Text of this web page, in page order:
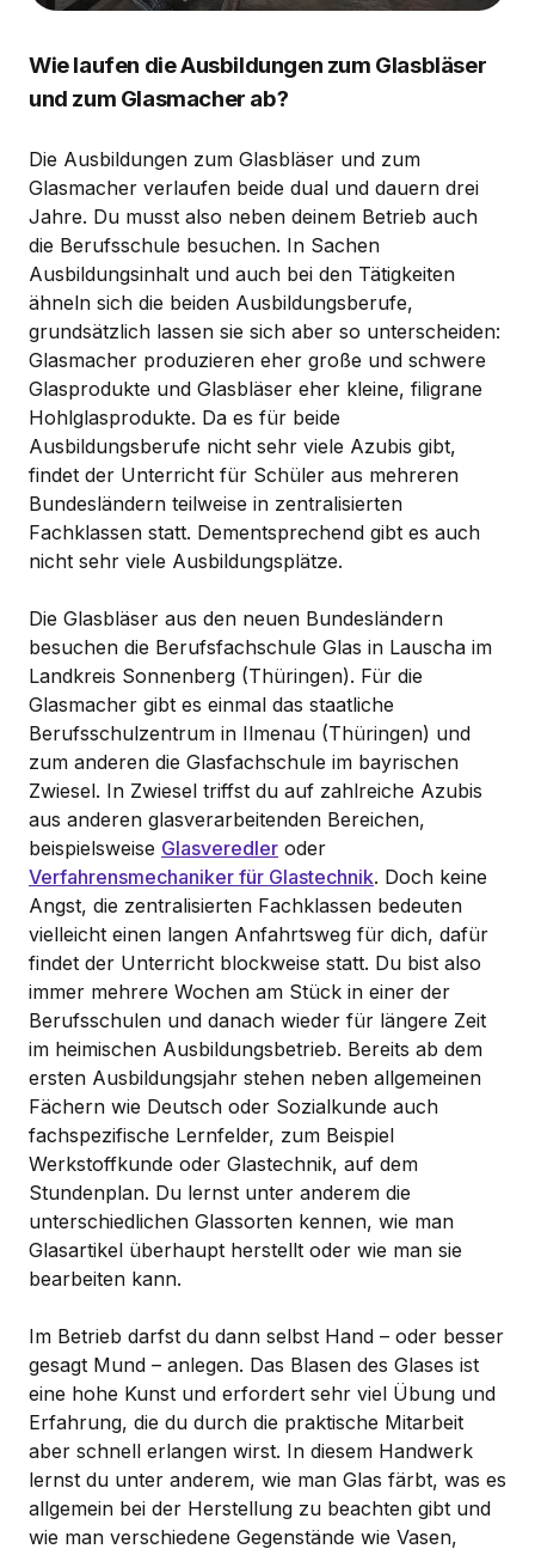
Wie laufen die Ausbildungen zum Glasbläser
und zum Glasmacher ab?
Die Ausbildungen zum Glasbläser und zum
Glasmacher verlaufen beide dual und dauern drei
Jahre. Du musst also neben deinem Betrieb auch
die Berufsschule besuchen. In Sachen
Ausbildungsinhalt und auch bei den Tätigkeiten
ähneln sich die beiden Ausbildungsberufe,
grundsätzlich lassen sie sich aber so unterscheiden:
Glasmacher produzieren eher große und schwere
Glasprodukte und Glasbläser eher kleine, filigrane
Hohlglasprodukte. Da es für beide
Ausbildungsberufe nicht sehr viele Azubis gibt,
findet der Unterricht für Schüler aus mehreren
Bundesländern teilweise in zentralisierten
Fachklassen statt. Dementsprechend gibt es auch
nicht sehr viele Ausbildungsplätze.
Die Glasbläser aus den neuen Bundesländern
besuchen die Berufsfachschule Glas in Lauscha im
Landkreis Sonnenberg (Thüringen). Für die
Glasmacher gibt es einmal das staatliche
Berufsschulzentrum in Ilmenau (Thüringen) und
zum anderen die Glasfachschule im bayrischen
Zwiesel. In Zwiesel triffst du auf zahlreiche Azubis
aus anderen glasverarbeitenden Bereichen,
beispielsweise Glasveredler oder
Verfahrensmechaniker für Glastechnik. Doch keine
Angst, die zentralisierten Fachklassen bedeuten
vielleicht einen langen Anfahrtsweg für dich, dafür
findet der Unterricht blockweise statt. Du bist also
immer mehrere Wochen am Stück in einer der
Berufsschulen und danach wieder für längere Zeit
im heimischen Ausbildungsbetrieb. Bereits ab dem
ersten Ausbildungsjahr stehen neben allgemeinen
Fächern wie Deutsch oder Sozialkunde auch
fachspezifische Lernfelder, zum Beispiel
Werkstoffkunde oder Glastechnik, auf dem
Stundenplan. Du lernst unter anderem die
unterschiedlichen Glassorten kennen, wie man
Glasartikel überhaupt herstellt oder wie man sie
bearbeiten kann.
Im Betrieb darfst du dann selbst Hand – oder besser
gesagt Mund – anlegen. Das Blasen des Glases ist
eine hohe Kunst und erfordert sehr viel Übung und
Erfahrung, die du durch die praktische Mitarbeit
aber schnell erlangen wirst. In diesem Handwerk
lernst du unter anderem, wie man Glas färbt, was es
allgemein bei der Herstellung zu beachten gibt und
wie man verschiedene Gegenstände wie Vasen,